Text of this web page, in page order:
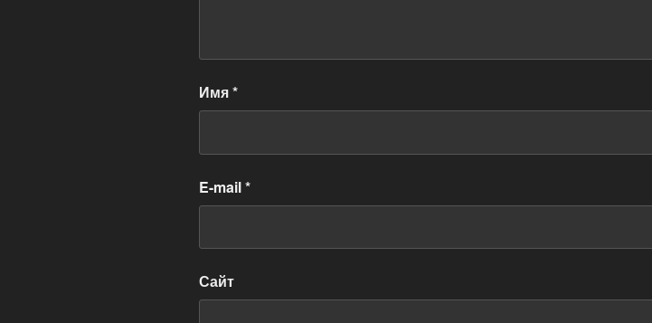
Имя*
E-mail*
Сайт